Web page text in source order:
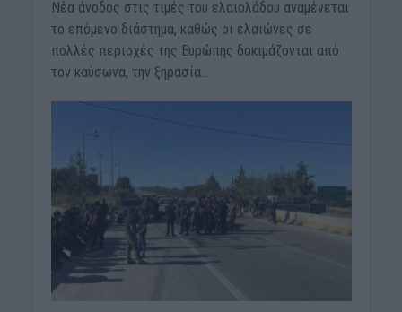
Νέα άνοδος στις τιμές του ελαιολάδου αναμένεται
το επόμενο διάστημα, καθώς οι ελαιώνες σε
πολλές περιοχές της Ευρώπης δοκιμάζονται από
τον καύσωνα, την ξηρασία...